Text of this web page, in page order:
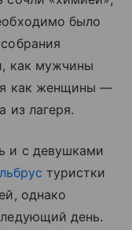
было
как мужчины
как женщины —
из лагеря.
и с девушками
туристки
однако
день.